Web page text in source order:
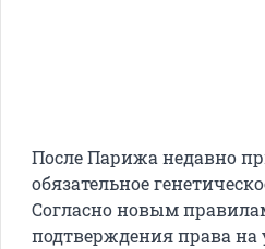
После Парижа недавно
обязательное
Согласно новым
подтверждения права на